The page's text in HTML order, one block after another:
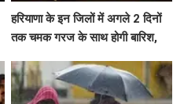
हरियाणा के इन जिलों में अगले 2 दिनों
तक चमक गरज के साथ होगी बारिश,